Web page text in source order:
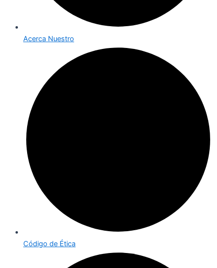
Acerca Nuestro
Código de Ética